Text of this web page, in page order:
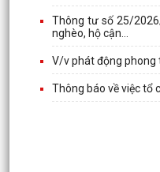
Thông tư số 25/
nghèo, hộ cận...
V/v phát động phong
Thông báo về việc tổ